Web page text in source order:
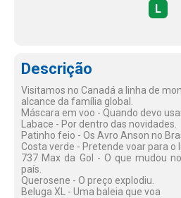
L
Descrição
Visitamos no Canadá a linha de
alcance da família global.
Máscara em voo - Quando devo
Labace - Por dentro das novidades.
Patinho feio - Os Avro Anson no
Costa verde - Pretende voar para o
737 Max da Gol - O que mudou
país.
Querosene - O preço explodiu.
Beluga XL - Uma baleia que voa